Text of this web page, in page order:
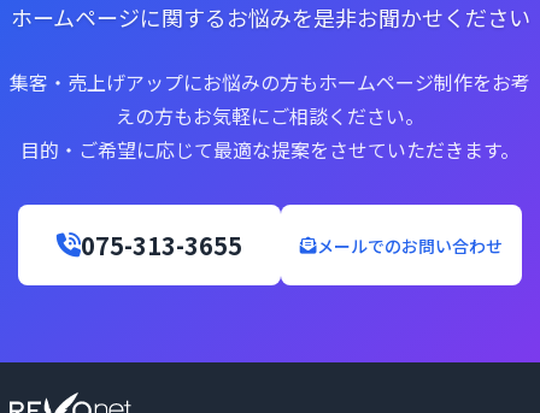
ホームページに関するお悩みを是非お聞かせください
集客・売上げアップにお悩みの方もホームページ制作をお考
えの方もお気軽にご相談ください。
目的・ご希望に応じて最適な提案をさせていただきます。
075-313-3655 メールでのお問い合わせ